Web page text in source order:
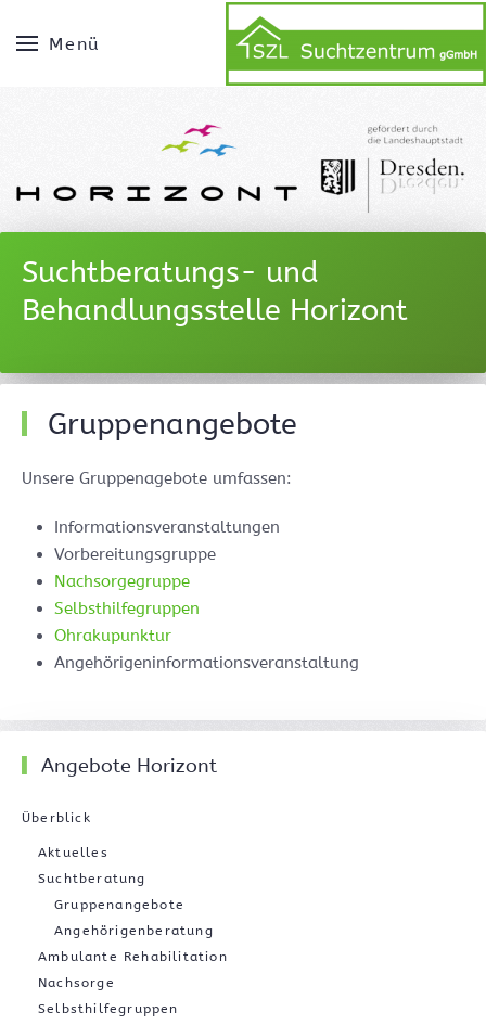
Menü
Suchtberatungs- und
Behandlungsstelle Horizont
Gruppenangebote
Unsere Gruppenagebote umfassen:
Informationsveranstaltungen
Vorbereitungsgruppe
Nachsorgegruppe
Selbsthilfegruppen
Ohrakupunktur
Angehörigeninformationsveranstaltung
Angebote Horizont
Überblick
Aktuelles
Suchtberatung
Gruppenangebote
Angehörigenberatung
Ambulante Rehabilitation
Nachsorge
Selbsthilfegruppen